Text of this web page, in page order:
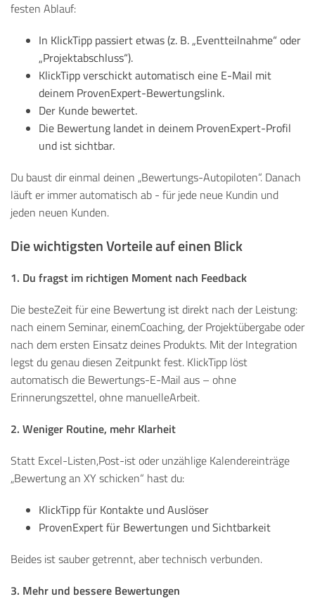
festen Ablauf:
In KlickTipp passiert etwas (z. B. „Eventteilnahme“ oder
„Projektabschluss“).
KlickTipp verschickt automatisch eine E-Mail mit
deinem ProvenExpert-Bewertungslink.
Der Kunde bewertet.
Die Bewertung landet in deinem ProvenExpert-Profil
und ist sichtbar.
Du baust dir einmal deinen „Bewertungs-Autopiloten“. Danach
läuft er immer automatisch ab - für jede neue Kundin und
jeden neuen Kunden.
Die wichtigsten Vorteile auf einen Blick
1. Du fragst im richtigen Moment nach Feedback
Die besteZeit für eine Bewertung ist direkt nach der Leistung:
nach einem Seminar, einemCoaching, der Projektübergabe oder
nach dem ersten Einsatz deines Produkts. Mit der Integration
legst du genau diesen Zeitpunkt fest. KlickTipp löst
automatisch die Bewertungs-E-Mail aus – ohne
Erinnerungszettel, ohne manuelleArbeit.
2. Weniger Routine, mehr Klarheit
Statt Excel-Listen,Post-ist oder unzählige Kalendereinträge
„Bewertung an XY schicken“ hast du:
KlickTipp für Kontakte und Auslöser
ProvenExpert für Bewertungen und Sichtbarkeit
Beides ist sauber getrennt, aber technisch verbunden.
3. Mehr und bessere Bewertungen